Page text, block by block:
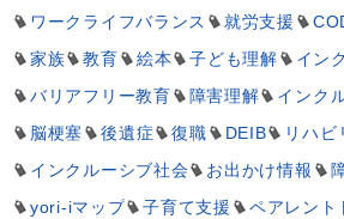
ワークライフバランス
就労支援
家族
教育 絵本 子ども理解 イン
バリアフリー教育
障害理解 インク
脳梗塞
後遺症 復職 DEIB リハビ
インクルーシブ社会
お出かけ情報
yori-iマップ
子育て支援
ペアレント